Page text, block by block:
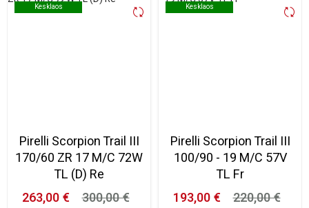
Kesklaos
Kesklaos
Pirelli Scorpion Trail III
170/60 ZR 17 M/C 72W
TL (D) Re
263,00 €
300,00 €
Kesklaos
Kesklaos
Pirelli Scorpion Trail III
100/90 - 19 M/C 57V
TL Fr
193,00 €
220,00 €